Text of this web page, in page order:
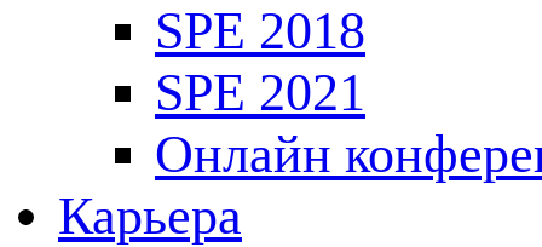
SPE 2018
SPE 2021
Онлайн
Карьера